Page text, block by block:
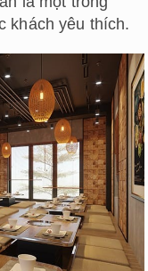
khách yêu thích.